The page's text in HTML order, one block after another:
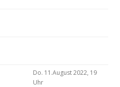
Do. 11.August 2022, 19
Uhr